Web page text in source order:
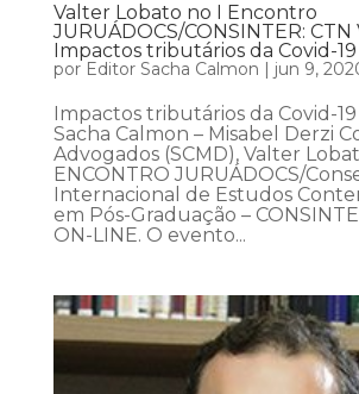
Valter Lobato no I Encontro
JURUÁDOCS/CONSINTER: CTN
Impactos tributários da Covid-19
por Editor Sacha Calmon | jun 9,
Impactos tributários da Covid-
Sacha Calmon – Misabel Derzi
Advogados (SCMD), Valter
ENCONTRO JURUÁDOCS/
Internacional de Estudos
em Pós-Graduação –
ON-LINE. O evento...